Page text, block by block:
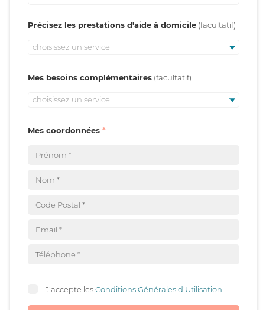
Précisez les prestations d'aide à domicile
choisissez un service
Mes besoins complémentaires
choisissez un service
Mes coordonnées
J'accepte lesConditions Générales d'Utilisation